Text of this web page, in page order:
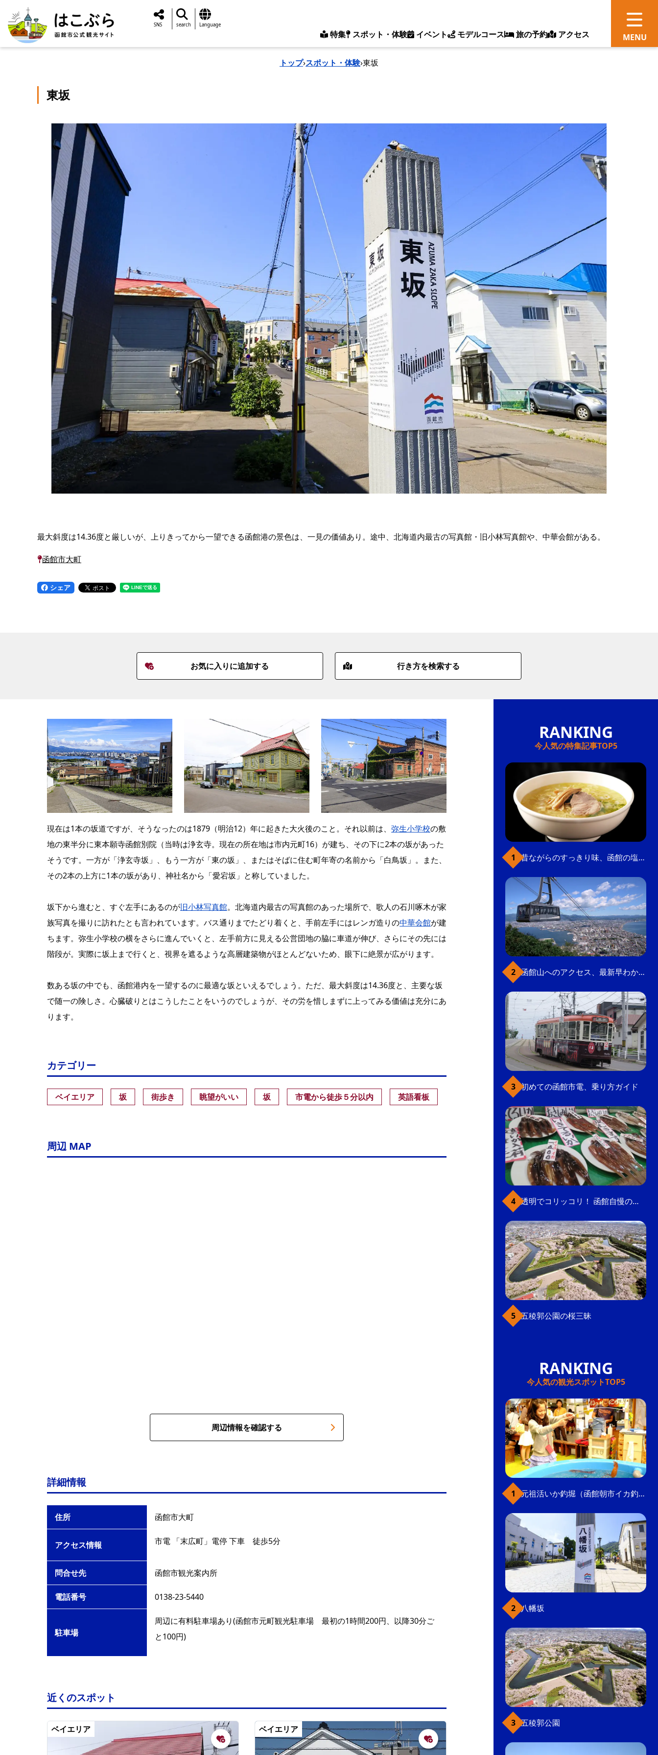
特集 スポット・体験 イベント モデルコース 旅の予約 アクセス
SNS search Language
トップ›スポット・体験›東坂
東坂
最大斜度は14.36度と厳しいが、上りきってから一望できる函館港の景色は、一見の価値あり。途中、北海道内最古の写真館・旧小林写真館や、中華会館がある。
函館市大町
シェア
お気に入りに追加する 行き方を検索する
現在は1本の坂道ですが、そうなったのは1879（明治12）年に起きた大火後のこと。それ以前は、 弥生小学校の敷
地の東半分に東本願寺函館別院（当時は浄玄寺。現在の所在地は市内元町16）が建ち、その下に2本の坂があった
そうです。一方が「浄玄寺坂」、もう一方が「東の坂」、またはそばに住む町年寄の名前から「白鳥坂」。また、
その2本の上方に1本の坂があり、神社名から「愛宕坂」と称していました。
坂下から進むと、すぐ左手にあるのが旧小林写真館。北海道内最古の写真館のあった場所で、歌人の石川啄木が家
族写真を撮りに訪れたとも言われています。バス通りまでたどり着くと、手前左手にはレンガ造りの中華会館が建
ちます。弥生小学校の横をさらに進んでいくと、左手前方に見える公営団地の脇に車道が伸び、さらにその先には
階段が。実際に坂上まで行くと、視界を遮るような高層建築物がほとんどないため、眼下に絶景が広がります。
数ある坂の中でも、函館港内を一望するのに最適な坂といえるでしょう。ただ、最大斜度は14.36度と、主要な坂
で随一の険しさ。心臓破りとはこうしたことをいうのでしょうが、その労を惜しまずに上ってみる価値は充分にあ
ります。
カテゴリー
ベイエリア 坂 街歩き 眺望がいい 坂 市電から徒歩５分以内 英語看板
周辺 MAP
周辺情報を確認する
詳細情報
住所 函館市大町
アクセス情報 市電 「末広町」電停 下車 徒歩5分
問合せ先 函館市観光案内所
電話番号 0138-23-5440
駐車場
周辺に有料駐車場あり(函館市元町観光駐車場 最初の1時間200円、以降30分ご
と100円)
近くのスポット
ベイエリア ベイエリア ベイエリア
今人気の特集記事TOP5
昔ながらのすっきり味、函館の塩ラーメン
函館山へのアクセス、最新早わかりガイド
初めての函館市電、乗り方ガイド
透明でコリッコリ！ 函館自慢のいかをどうぞ
五稜郭公園の桜三昧
今人気の観光スポットTOP5
元祖活いか釣堀（函館朝市イカ釣り体験）
八幡坂
五稜郭公園